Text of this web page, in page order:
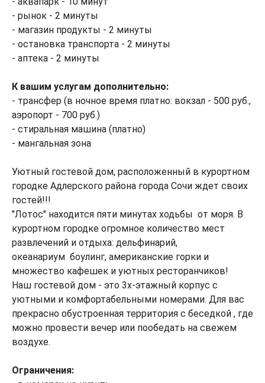
- рынок - 2 минуты
- магазин продукты - 2 минуты
- остановка транспорта - 2 минуты
- аптека - 2 минуты
К вашим услугам дополнительно:
- трансфер (в ночное время платно: вокзал - 500 руб.,
аэропорт - 700 руб.)
- стиральная машина (платно)
- мангальная зона
Уютный гостевой дом, расположенный в курортном
городке Адлерского района города Сочи ждет своих
гостей!!!
"Лотос" находится пяти минутах ходьбы от моря. В
курортном городке огромное количество мест
развлечений и отдыха: дельфинарий,
океанариум боулинг, американские горки и
множество кафешек и уютных ресторанчиков!
Наш гостевой дом - это 3х-этажный корпус с
уютными и комфортабельными номерами. Для вас
прекрасно обустроенная территория с беседкой , где
можно провести вечер или пообедать на свежем
воздухе.
Ограничения: